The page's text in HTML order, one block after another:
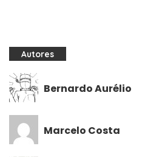
Autores
Bernardo Aurélio
Marcelo Costa